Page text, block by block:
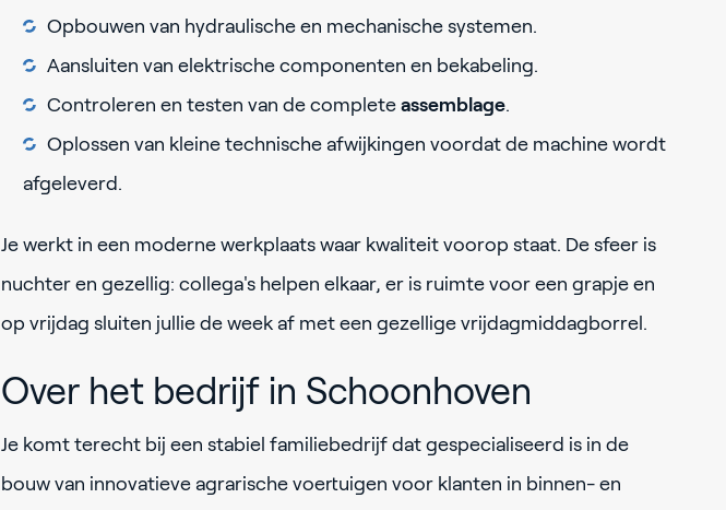
Opbouwen van hydraulische en mechanische systemen.
Aansluiten van elektrische componenten en bekabeling.
Controleren en testen van de complete assemblage.
Oplossen van kleine technische afwijkingen voordat de machine wordt
afgeleverd.
Je werkt in een moderne werkplaats waar kwaliteit voorop staat. De sfeer is
nuchter en gezellig: collega's helpen elkaar, er is ruimte voor een grapje en
op vrijdag sluiten jullie de week af met een gezellige vrijdagmiddagborrel.
Over het bedrijf in Schoonhoven
Je komt terecht bij een stabiel familiebedrijf dat gespecialiseerd is in de
bouw van innovatieve agrarische voertuigen voor klanten in binnen- en